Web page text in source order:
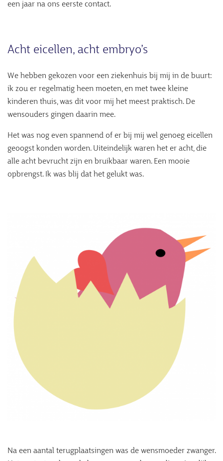
een jaar na ons eerste contact.
Acht eicellen, acht embryo’s
We hebben gekozen voor een ziekenhuis bij mij in de buurt:
ik zou er regelmatig heen moeten, en met twee kleine
kinderen thuis, was dit voor mij het meest praktisch. De
wensouders gingen daarin mee.
Het was nog even spannend of er bij mij wel genoeg eicellen
geoogst konden worden. Uiteindelijk waren het er acht, die
alle acht bevrucht zijn en bruikbaar waren. Een mooie
opbrengst. Ik was blij dat het gelukt was.
Na een aantal terugplaatsingen was de wensmoeder zwanger.